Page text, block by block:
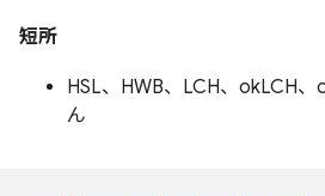
短所
HSL、HWB、LCH、okLCH
ん